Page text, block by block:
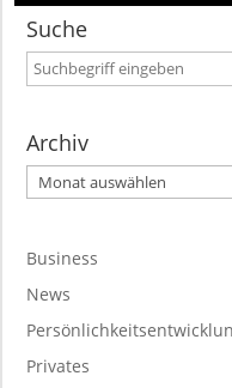
Suche
Archiv
Archiv
Business
News
Privates